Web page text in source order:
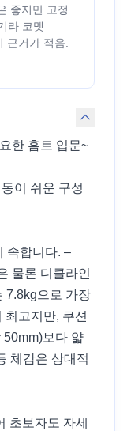
좋지만 고정
라 코멧
근거가 적음.
한 홈트 입문~
이 쉬운 구성
속합니다. –
물론 디클라인
7.8kg으로 가장
최고지만, 쿠션
50mm)보다 얇
체감은 상대적
초보자도 자세